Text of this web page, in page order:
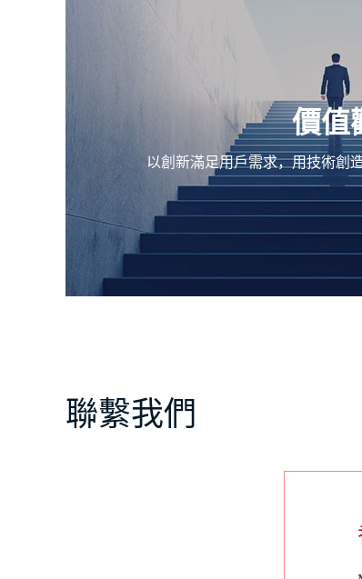
價值
以創新滿足用戶需求，用技術創
聯繫我們